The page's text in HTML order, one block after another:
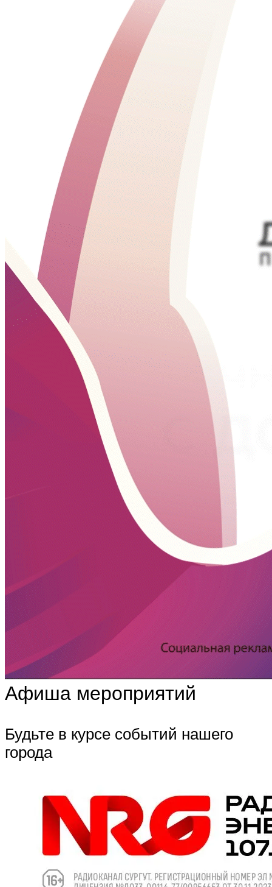
Афиша мероприятий
Будьте в курсе событий нашего
города